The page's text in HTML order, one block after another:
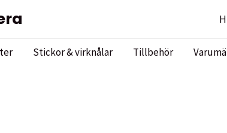
Stickor & virknålar Tillbehör